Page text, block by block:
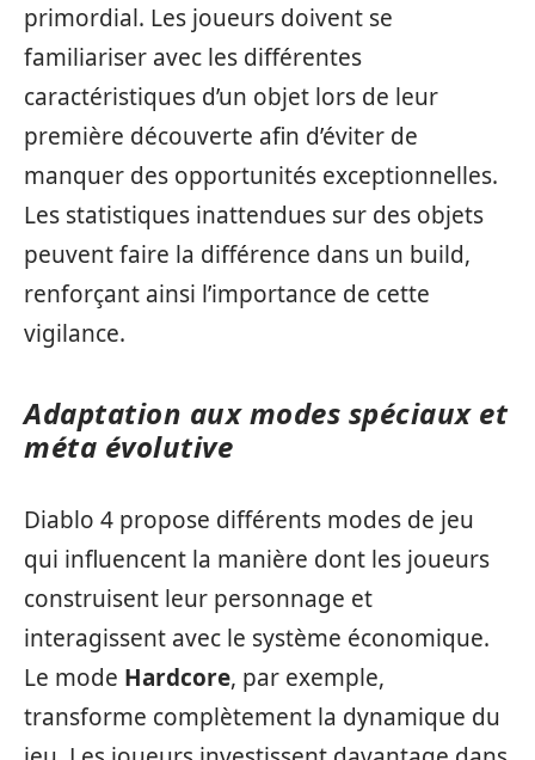
primordial. Les joueurs doivent se
familiariser avec les différentes
caractéristiques d’un objet lors de leur
première découverte afin d’éviter de
manquer des opportunités exceptionnelles.
Les statistiques inattendues sur des objets
peuvent faire la différence dans un build,
renforçant ainsi l’importance de cette
vigilance.
Adaptation aux modes spéciaux et
méta évolutive
Diablo 4 propose différents modes de jeu
qui influencent la manière dont les joueurs
construisent leur personnage et
interagissent avec le système économique.
Le mode Hardcore, par exemple,
transforme complètement la dynamique du